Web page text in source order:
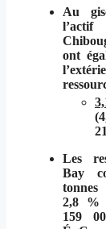
Au
ont
Les
Bay
2,8 %
159